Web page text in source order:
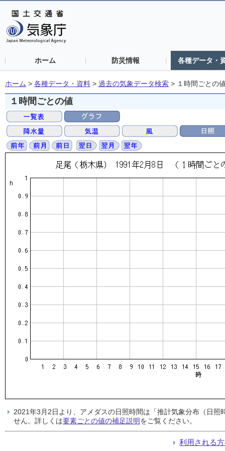
ホーム 防災情報 各種データ・
ホーム > 各種データ・資料 > 過去の気象データ検索 > １時間ごとの
１時間ごとの値
2021年3月2日より、アメダスの日照時間は「推計気象分布（日
せん。詳しくは要素ごとの値の補足説明をご覧ください。
利用される